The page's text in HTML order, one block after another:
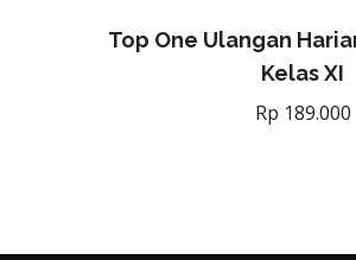
Top One Ulangan
Kelas XI
Rp 189.000